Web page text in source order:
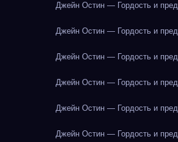
Джейн Остин — Гордость и
Джейн Остин — Гордость и
Джейн Остин — Гордость и
Джейн Остин — Гордость и
Джейн Остин — Гордость и
Джейн Остин — Гордость и